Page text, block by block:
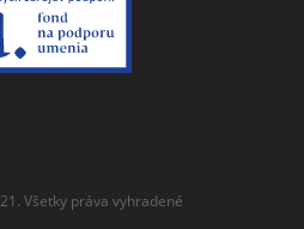
Všetky práva vyhradené